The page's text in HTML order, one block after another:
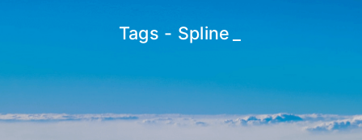
Tags - Spline